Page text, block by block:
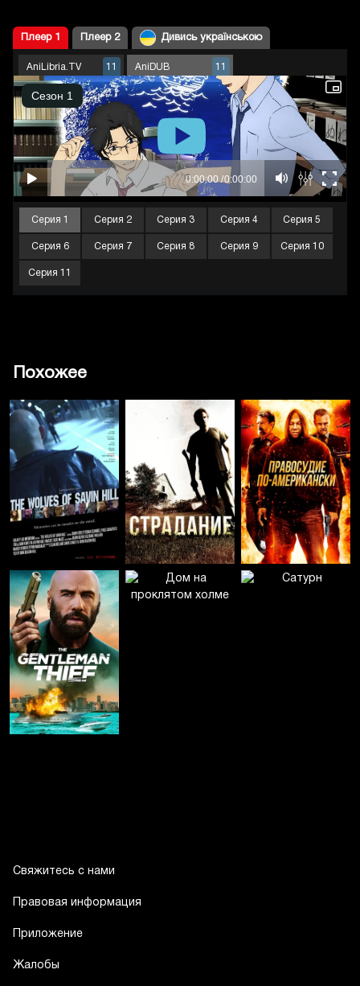
Плеер 1 Плеер 2 Дивись українською
AniLibria.TV AniDUB
Серия 1 Серия 2 Серия 3 Серия 4 Серия 5
Серия 6 Серия 7 Серия 8 Серия 9 Серия 10
Серия 11
Похожее
Свяжитесь с нами
Правовая информация
Приложение
Жалобы